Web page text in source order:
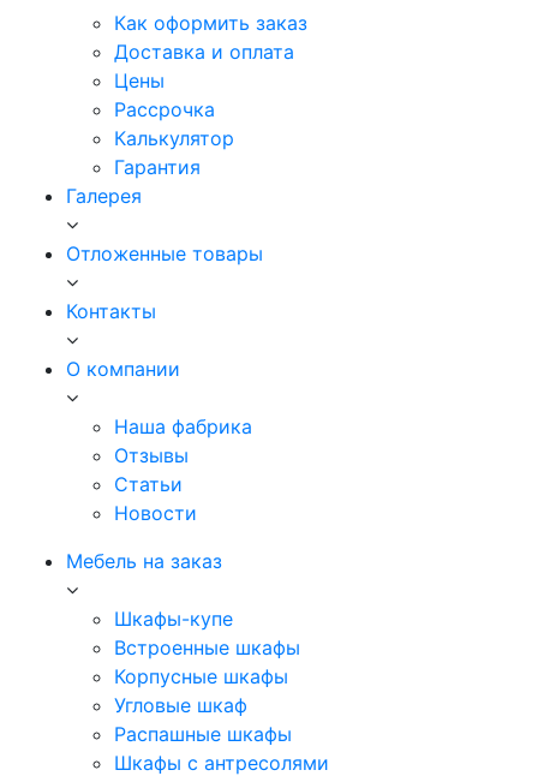
Как оформить заказ
Доставка и оплата
Цены
Рассрочка
Калькулятор
Гарантия
Галерея
Отложенные товары
Контакты
О компании
Наша фабрика
Отзывы
Статьи
Новости
Мебель на заказ
Шкафы-купе
Встроенные шкафы
Корпусные шкафы
Угловые шкаф
Распашные шкафы
Шкафы с антресолями